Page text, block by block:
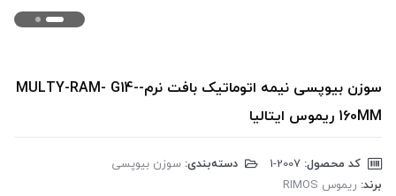
سوزن بیوپسی نیمه اتوماتیک بافت نرم-MULTY-RAM- G14-
160MM ریموس ایتالیا
کد محصول: دسته‌بندی: سوزن بیوپسی
برند: ریموس RIMOS